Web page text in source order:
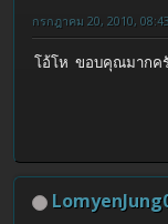
กรกฎาคม 20, 2010,
โอ้โห ขอบคุณมากค